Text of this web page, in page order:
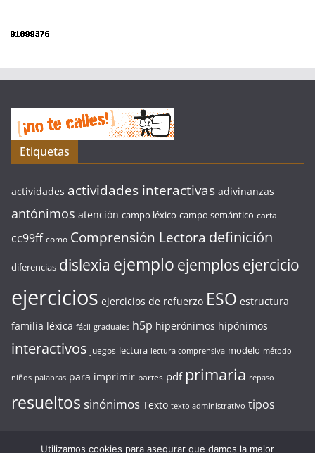
Etiquetas
actividades actividades interactivas adivinanzas
antónimos atención campo léxico campo semántico carta
cc99ff como Comprensión Lectora definición
diferencias dislexia ejemplo ejemplos ejercicio
ejercicios ejercicios de refuerzo ESO estructura
familia léxica fácil graduales h5p hiperónimos hipónimos
interactivos juegos lectura lectura comprensiva modelo método
niños palabras para imprimir partes pdf primaria repaso
resueltos sinónimos Texto texto administrativo tipos
Utilizamos cookies para asegurar que damos la mejor